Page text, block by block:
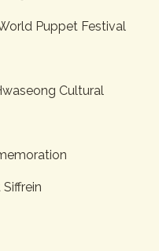
Puppet Festival
Cultural